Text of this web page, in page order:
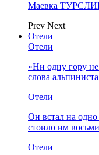
Маевка
Prev Next
Отели
Отели
«Ни одну гору
слова
Отели
Он встал на
стоило им
Отели